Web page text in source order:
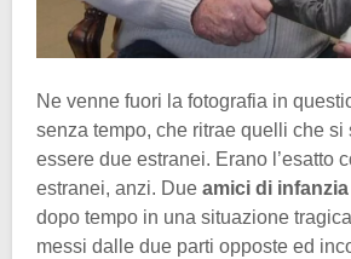
Ne venne fuori la fotografia in
senza tempo, che ritrae quelli che si
essere due estranei. Erano l’esatto
estranei, anzi. Due amici di infanzia
dopo tempo in una situazione
messi dalle due parti opposte ed